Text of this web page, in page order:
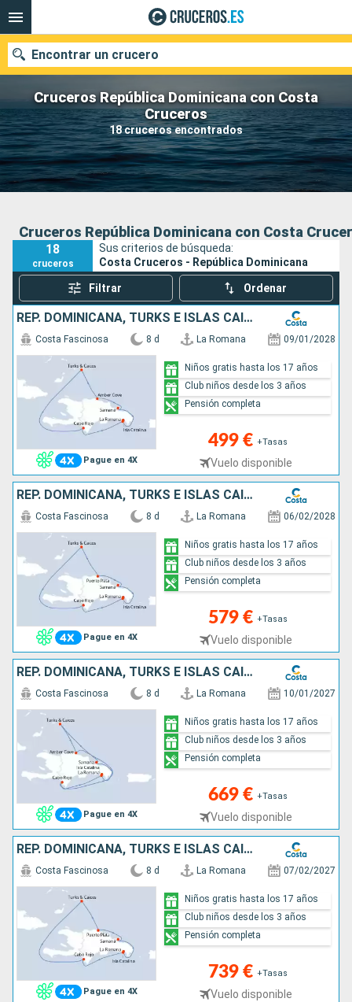
Cruceros República Dominicana con Costa
Cruceros
18 cruceros encontrados
Encontrar un crucero
Nuestros destinos
Fecha de salida
Buscar
Cruceros República Dominicana con Costa
18
cruceros
Sus criterios de búsqueda:
Costa Cruceros - República Dominicana
Filtrar Ordenar
REP. DOMINICANA, TURKS E ISLAS CAICOS
Pague en 4X
Costa Fascinosa 8 d La Romana 09/01/2028
499 € +Tasas
Vuelo disponible
Niños gratis hasta los 17 años
Club niños desde los 3 años
Pensión completa
REP. DOMINICANA, TURKS E ISLAS CAICOS
Pague en 4X
Costa Fascinosa 8 d La Romana 06/02/2028
579 € +Tasas
Vuelo disponible
Niños gratis hasta los 17 años
Club niños desde los 3 años
Pensión completa
REP. DOMINICANA, TURKS E ISLAS CAICOS
Pague en 4X
Costa Fascinosa 8 d La Romana 10/01/2027
669 € +Tasas
Vuelo disponible
Niños gratis hasta los 17 años
Club niños desde los 3 años
Pensión completa
REP. DOMINICANA, TURKS E ISLAS CAICOS
Pague en 4X
Costa Fascinosa 8 d La Romana 07/02/2027
739 € +Tasas
Vuelo disponible
Niños gratis hasta los 17 años
Club niños desde los 3 años
Pensión completa